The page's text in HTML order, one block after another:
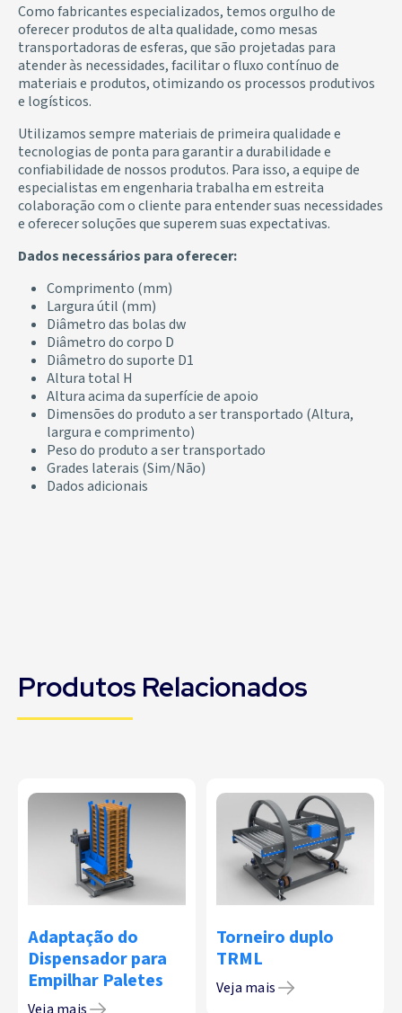
Como fabricantes especializados, temos orgulho de
oferecer produtos de alta qualidade, como mesas
transportadoras de esferas, que são projetadas para
atender às necessidades, facilitar o fluxo contínuo de
materiais e produtos, otimizando os processos produtivos
e logísticos.
Utilizamos sempre materiais de primeira qualidade e
tecnologias de ponta para garantir a durabilidade e
confiabilidade de nossos produtos. Para isso, a equipe de
especialistas em engenharia trabalha em estreita
colaboração com o cliente para entender suas necessidades
e oferecer soluções que superem suas expectativas.
Dados necessários para oferecer:
Comprimento (mm)
Largura útil (mm)
Diâmetro das bolas dw
Diâmetro do corpo D
Diâmetro do suporte D1
Altura total H
Altura acima da superfície de apoio
Dimensões do produto a ser transportado (Altura,
largura e comprimento)
Peso do produto a ser transportado
Grades laterais (Sim/Não)
Dados adicionais
Produtos Relacionados
Adaptação do
Dispensador para
Empilhar Paletes
Torneiro duplo
TRML
Veja mais